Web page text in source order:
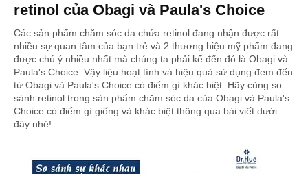
retinol của Obagi và Paula's Choice
Các sản phẩm chăm sóc da chứa retinol đang nhận được rất
nhiều sự quan tâm của bạn trẻ và 2 thương hiệu mỹ phẩm đang
được chú ý nhiều nhất mà chúng ta phải kể đến đó là Obagi và
Paula's Choice. Vậy liệu hoạt tính và hiệu quả sử dụng đem đến
từ Obagi và Paula's Choice có điểm gì khác biệt. Hãy cùng so
sánh retinol trong sản phẩm chăm sóc da của Obagi và Paula's
Choice có điểm gì giống và khác biệt thông qua bài viết dưới
đây nhé!